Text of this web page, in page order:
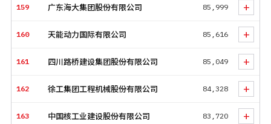
159 广东海大集团股份有限公司 85,999 +
160 天能动力国际有限公司 85,616 +
161 四川路桥建设集团股份有限公司 85,049 +
162 徐工集团工程机械股份有限公司 84,328 +
163 中国核工业建设股份有限公司 83,720 +